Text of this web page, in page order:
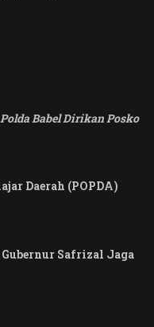
Babel Dirikan Posko
Daerah (POPDA)
Safrizal Jaga